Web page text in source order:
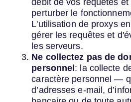
débit de vos requêtes
perturber le
L'utilisation de proxys
gérer les requêtes et
les serveurs.
Ne collectez pas de
personnel : la collecte
caractère personnel —
d’adresses e-mail,